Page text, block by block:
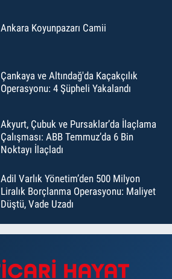
Ankara Koyunpazarı Camii
Çankaya ve Altındağ'da Kaçakçılık
Operasyonu: 4 Şüpheli Yakalandı
Akyurt, Çubuk ve Pursaklar’da İlaçlama
Çalışması: ABB Temmuz’da 6 Bin
Noktayı İlaçladı
Adil Varlık Yönetim’den 500 Milyon
Liralık Borçlanma Operasyonu: Maliyet
Düştü, Vade Uzadı